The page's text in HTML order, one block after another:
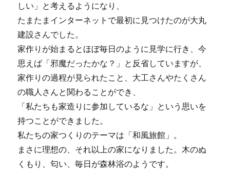
しい」と考えるようになり、
たまたまインターネットで最初に見つけたのが大丸
建設さんでした。
家作りが始まるとほぼ毎日のように見学に行き、今
思えば「邪魔だったかな？」と反省していますが、
家作りの過程が見られたこと、大工さんやたくさん
の職人さんと関わることができ、
「私たちも家造りに参加しているな」という思いを
持つことができました。
私たちの家つくりのテーマは「和風旅館」。
まさに理想の、それ以上の家になりました。木のぬ
くもり、匂い、毎日が森林浴のようです。